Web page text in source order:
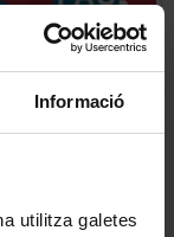
Informació
utilitza galetes